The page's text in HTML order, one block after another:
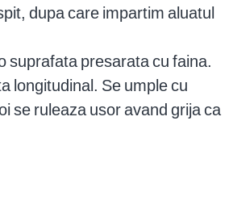
dupa care impartim aluatul
suprafata presarata cu faina.
longitudinal. Se umple cu
se ruleaza usor avand grija ca